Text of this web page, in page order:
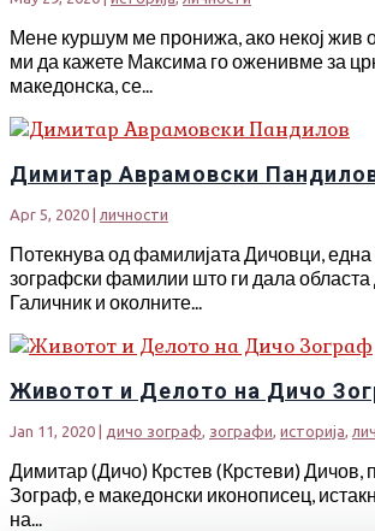
Мене куршум ме пронижа, ако некој жив
ми да кажете Максима го оженивме за
македонска, се...
Димитар Аврамовски
Apr 5, 2020 личности
Потекнува од фамилијата Дичовци, една
зографски фамилии што ги дала
Галичник и околните...
Животот и Делото на Дичо
Jan 11, 2020 | дичо зограф, зографи, историја,
Димитар (Дичо) Крстев (Крстеви) Дичов,
Зограф, е македонски иконописец,
на...